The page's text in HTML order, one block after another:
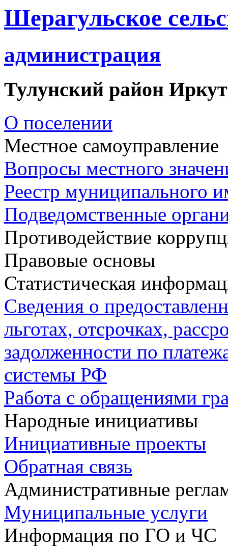
Шерагульское
администрация
Тулунский район
О поселении
Местное самоуправление
Вопросы местного
Реестр муниципального
Подведомственные
Противодействие
Правовые основы
Статистическая
Сведения о
льготах, отсрочках,
задолженности по
системы РФ
Работа с обращениями
Народные инициативы
Инициативные проекты
Обратная связь
Административные
Муниципальные услуги
Информация по ГО и ЧС